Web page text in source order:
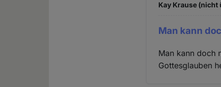
Kay Krause (nicht
Man kann
Man kann doch
Gottesglauben